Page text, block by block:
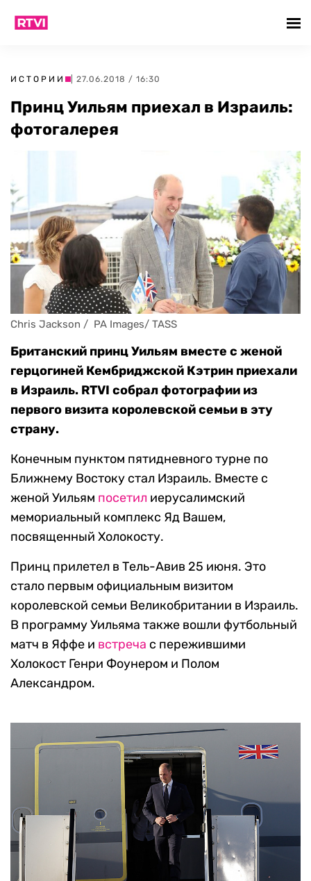
ИСТОРИИ | 27.06.2018 / 16:30
Принц Уильям приехал в Израиль:
фотогалерея
Chris Jackson /  PA Images/ TASS
Британский принц Уильям вместе с женой
герцогиней Кембриджской Кэтрин приехали
в Израиль. RTVI собрал фотографии из
первого визита королевской семьи в эту
страну.
Конечным пунктом пятидневного турне по
Ближнему Востоку стал Израиль. Вместе с
женой Уильям посетил иерусалимский
мемориальный комплекс Яд Вашем,
посвященный Холокосту.
Принц прилетел в Тель-Авив 25 июня. Это
стало первым официальным визитом
королевской семьи Великобритании в Израиль.
В программу Уильяма также вошли футбольный
матч в Яффе и встреча с пережившими
Холокост Генри Фоунером и Полом
Александром.